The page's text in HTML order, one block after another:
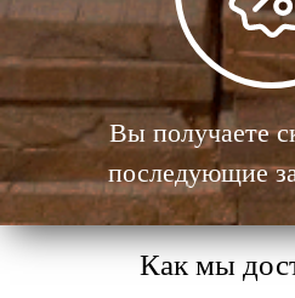
Вы получаете
последующие
Как мы